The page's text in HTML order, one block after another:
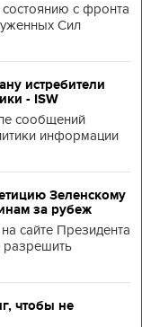
с фронта
Сил
истребители
- ISW
сообщений
информации
Зеленскому
за рубеж
сайте Президента
разрешить
чтобы не